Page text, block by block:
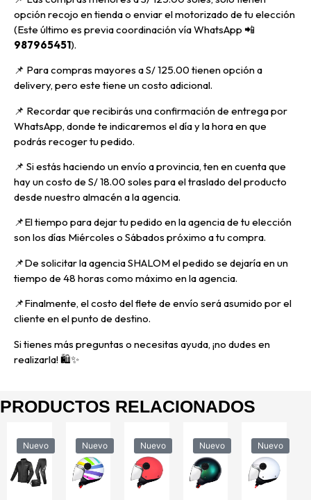
opción recojo en tienda o enviar el motorizado de tu elección
(Este último es previa coordinación vía WhatsApp 📲
987965451).
📌 Para compras mayores a S/ 125.00 tienen opción a
delivery, pero este tiene un costo adicional.
📌 Recordar que recibirás una confirmación de entrega por
WhatsApp, donde te indicaremos el día y la hora en que
podrás recoger tu pedido.
📌 Si estás haciendo un envío a provincia, ten en cuenta que
hay un costo de S/ 18.00 soles para el traslado del producto
desde nuestro almacén a la agencia.
📌El tiempo para dejar tu pedido en la agencia de tu elección
son los días Miércoles o Sábados próximo a tu compra.
📌De solicitar la agencia SHALOM el pedido se dejaría en un
tiempo de 48 horas como máximo en la agencia.
📌Finalmente, el costo del flete de envío será asumido por el
cliente en el punto de destino.
Si tienes más preguntas o necesitas ayuda, ¡no dudes en
realizarla! 🛍️✨
PRODUCTOS RELACIONADOS
Nuevo Nuevo Nuevo Nuevo Nuevo